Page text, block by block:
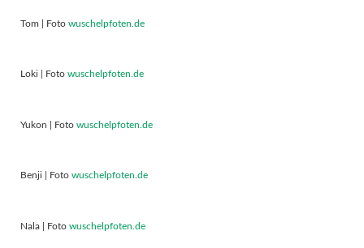
Tom | Foto wuschelpfoten.de
Loki | Foto wuschelpfoten.de
Yukon | Foto wuschelpfoten.de
Benji | Foto wuschelpfoten.de
Nala | Foto wuschelpfoten.de